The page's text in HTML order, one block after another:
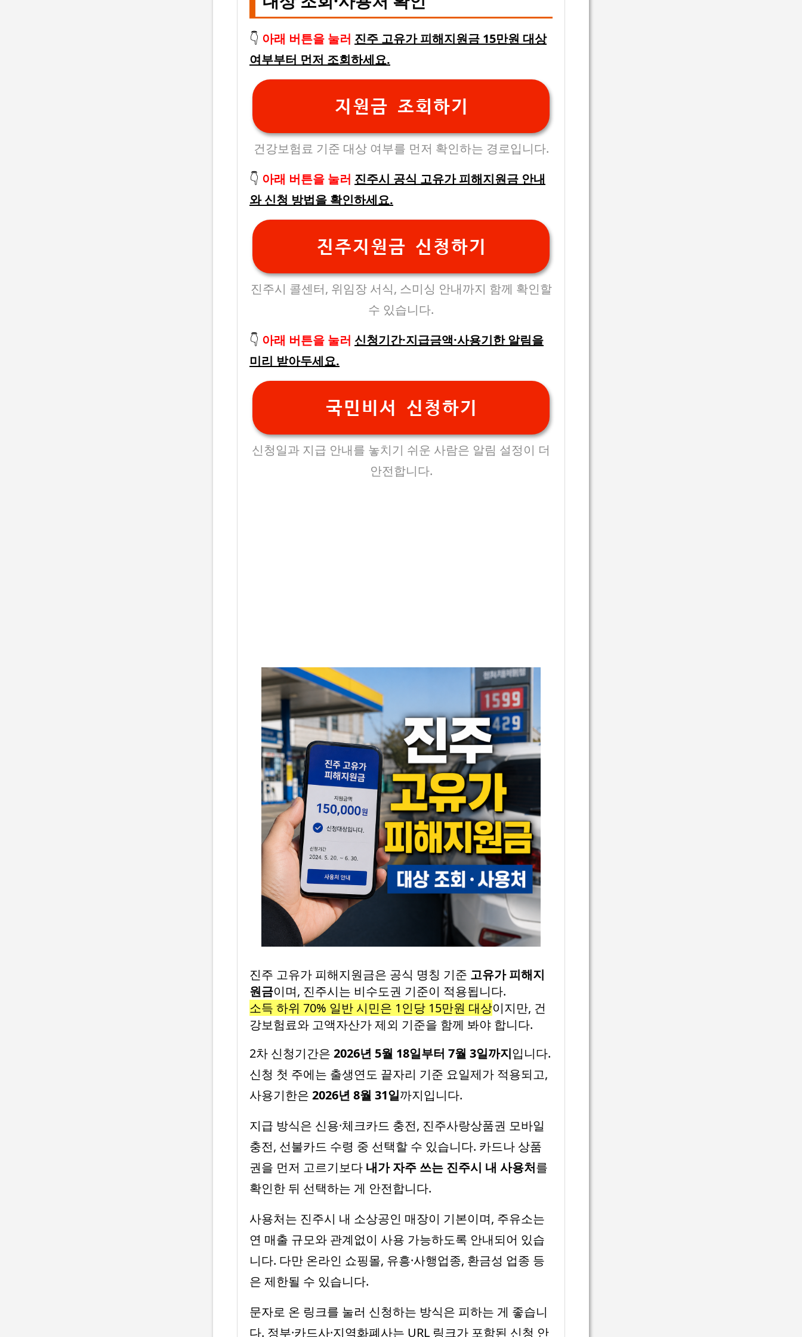
👇 아래 버튼을 눌러 진주 고유가 피해지원금 15만원 대상
여부부터 먼저 조회하세요.
지원금 조회하기
건강보험료 기준 대상 여부를 먼저 확인하는 경로입니다.
👇 아래 버튼을 눌러 진주시 공식 고유가 피해지원금 안내
와 신청 방법을 확인하세요.
진주지원금 신청하기
진주시 콜센터, 위임장 서식, 스미싱 안내까지 함께 확인할
수 있습니다.
👇 아래 버튼을 눌러 신청기간·지급금액·사용기한 알림을
미리 받아두세요.
국민비서 신청하기
신청일과 지급 안내를 놓치기 쉬운 사람은 알림 설정이 더
안전합니다.
진주 고유가 피해지원금은 공식 명칭 기준 고유가 피해지
원금이며, 진주시는 비수도권 기준이 적용됩니다.
소득 하위 70% 일반 시민은 1인당 15만원 대상이지만, 건
강보험료와 고액자산가 제외 기준을 함께 봐야 합니다.
2차 신청기간은 2026년 5월 18일부터 7월 3일까지입니다.
신청 첫 주에는 출생연도 끝자리 기준 요일제가 적용되고,
사용기한은 2026년 8월 31일까지입니다.
지급 방식은 신용·체크카드 충전, 진주사랑상품권 모바일
충전, 선불카드 수령 중 선택할 수 있습니다. 카드나 상품
권을 먼저 고르기보다 내가 자주 쓰는 진주시 내 사용처를
확인한 뒤 선택하는 게 안전합니다.
사용처는 진주시 내 소상공인 매장이 기본이며, 주유소는
연 매출 규모와 관계없이 사용 가능하도록 안내되어 있습
니다. 다만 온라인 쇼핑몰, 유흥·사행업종, 환금성 업종 등
은 제한될 수 있습니다.
문자로 온 링크를 눌러 신청하는 방식은 피하는 게 좋습니
다. 정부·카드사·지역화폐사는 URL 링크가 포함된 신청 안